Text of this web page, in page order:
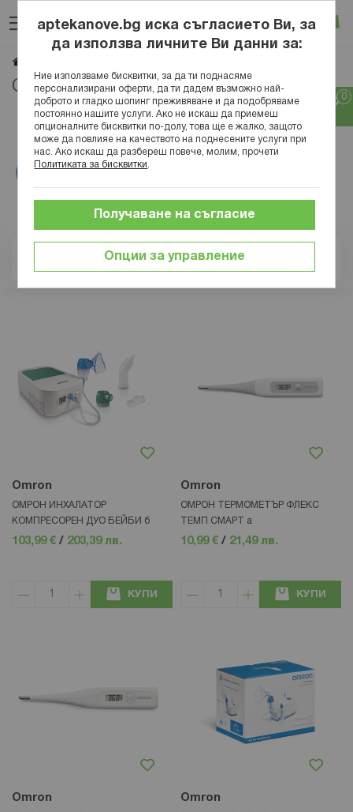
към
съдържанието
Вход
Omron
Позиция
Omron
ОМРОН ИНХАЛАТОР
КОМПРЕСОРЕН ДУО БЕЙБИ б
103,99 € / 203,39 лв.
КУПИ
Omron
ОМРОН ТЕРМОМЕТЪР ФЛЕКС
ТЕМП СМАРТ а
10,99 € / 21,49 лв.
КУПИ
Omron Omron
aptekanove.bg иска съгласието Ви, за
да използва личните Ви данни за:
Ние използваме бисквитки, за да ти поднасяме
персонализирани оферти, да ти дадем възможно най-
доброто и гладко шопинг преживяване и да подобряваме
постоянно нашите услуги. Ако не искаш да приемеш
опционалните бисквитки по-долу, това ще е жалко, защото
може да повлияе на качеството на поднесените услуги при
нас. Ако искаш да разбереш повече, молим, прочети
Политиката за бисквитки
Опции за управление
Получаване на съгласие